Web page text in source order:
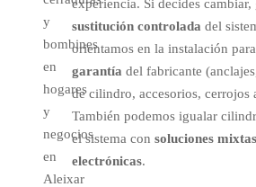
y
bombines
en
hogares
y
negocios
en
Aleixar
experiencia. Si decides cambiar,
sustitución controlada del
orientamos en la instalación
garantía del fabricante
de cilindro, accesorios, cerrojos
También podemos igualar
el sistema con soluciones
electrónicas.